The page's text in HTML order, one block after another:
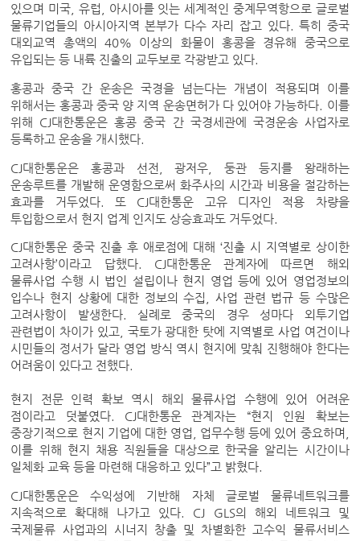
있으며 미국, 유럽, 아시아를 잇는 세계적인 중계무역항으로 글로벌
물류기업들의 아시아지역 본부가 다수 자리 잡고 있다. 특히 중국
대외교역 총액의 40% 이상의 화물이 홍콩을 경유해 중국으로
유입되는 등 내륙 진출의 교두보로 각광받고 있다.
홍콩과 중국 간 운송은 국경을 넘는다는 개념이 적용되며 이를
위해서는 홍콩과 중국 양 지역 운송면허가 다 있어야 가능하다. 이를
위해 CJ대한통운은 홍콩 중국 간 국경세관에 국경운송 사업자로
등록하고 운송을 개시했다.
CJ대한통운은 홍콩과 선전, 광저우, 둥관 등지를 왕래하는
운송루트를 개발해 운영함으로써 화주사의 시간과 비용을 절감하는
효과를 거두었다. 또 CJ대한통운 고유 디자인 적용 차량을
투입함으로서 현지 업계 인지도 상승효과도 거두었다.
CJ대한통운 중국 진출 후 애로점에 대해 ‘진출 시 지역별로 상이한
고려사항’이라고 답했다. CJ대한통운 관계자에 따르면 해외
물류사업 수행 시 법인 설립이나 현지 영업 등에 있어 영업정보의
입수나 현지 상황에 대한 정보의 수집, 사업 관련 법규 등 수많은
고려사항이 발생한다. 실례로 중국의 경우 성마다 외투기업
관련법이 차이가 있고, 국토가 광대한 탓에 지역별로 사업 여건이나
시민들의 정서가 달라 영업 방식 역시 현지에 맞춰 진행해야 한다는
어려움이 있다고 전했다.
현지 전문 인력 확보 역시 해외 물류사업 수행에 있어 어려운
점이라고 덧붙였다. CJ대한통운 관계자는 “현지 인원 확보는
중장기적으로 현지 기업에 대한 영업, 업무수행 등에 있어 중요하며,
이를 위해 현지 채용 직원들을 대상으로 한국을 알리는 시간이나
일체화 교육 등을 마련해 대응하고 있다”고 밝혔다.
CJ대한통운은 수익성에 기반해 자체 글로벌 물류네트워크를
지속적으로 확대해 나가고 있다. CJ GLS의 해외 네트워크 및
국제물류 사업과의 시너지 창출 및 차별화한 고수익 물류서비스